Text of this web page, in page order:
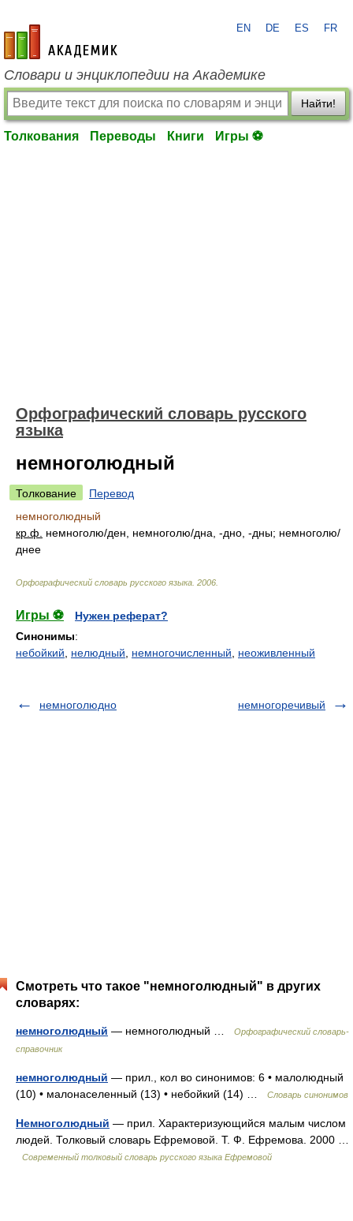
academic.ru
EN DE ES FR
Словари и энциклопедии на Академике
Найти!
Толкования Переводы Книги Игры ⚽
Орфографический словарь русского
языка
немноголюдный
Толкование
Перевод
немноголюдный
кр.ф.
немноголю/ден, немноголю/дна, -дно, -дны; немноголю/
днее
Орфографический словарь русского языка 2006
Игры ⚽
Нужен реферат?
Синонимы:
небойкий
нелюдный немногочисленный неоживленный
немноголюдно немногоречивый
Смотреть что такое "немноголюдный" в других
словарях:
немноголюдный — немноголюдный …
Орфографический словарь-
справочник
немноголюдный — прил., кол во синонимов: 6 • малолюдный
(10) • малонаселенный (13) • небойкий (14) …
Словарь синонимов
Немноголюдный — прил. Характеризующийся малым числом
людей. Толковый словарь Ефремовой. Т. Ф. Ефремова. 2000 …
Современный толковый словарь русского языка Ефремовой